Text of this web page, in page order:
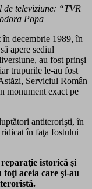
de televiziune: “TVR
Popa
decembrie 1989, în
apere sediul
au fost prinşi
trupurile le-au fost
Serviciul Român
monument exact pe
antiterorişti, în
în faţa fostului
istorică şi
aceia care şi-au